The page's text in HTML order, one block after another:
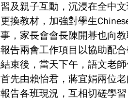
習及親子互動，沉浸在全中
更換教材，加強對學生
事，家長會會長陳開朞也向
報告兩會工作項目以協助配
結束後，當天下午，語文老
首先由賴怡君，蔣宜娟兩位
報告各班現況，互相切磋學